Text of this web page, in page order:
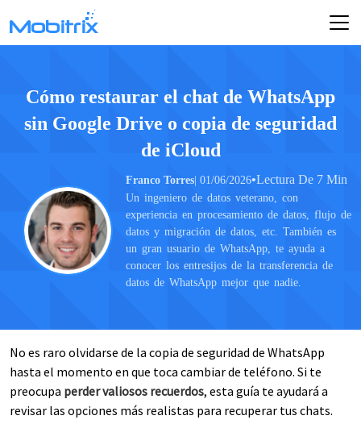
Cómo restaurar el chat de WhatsApp
sin Google Drive o copia de seguridad
de iCloud
Franco Torres| 01/06/2026•Lectura De 7 Min
Un ingeniero de datos veterano, con
experiencia en procesamiento de datos, flujo de
datos y migración de datos, etc. También es
un gran usuario de WhatsApp, te ayuda a
conocer los entresijos de la transferencia de
datos de WhatsApp mejor que nadie.
No es raro olvidarse de la copia de seguridad de WhatsApp
hasta el momento en que toca cambiar de teléfono. Si te
preocupa perder valiosos recuerdos, esta guía te ayudará a
revisar las opciones más realistas para recuperar tus chats.